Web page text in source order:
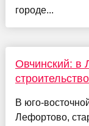
городе...
Овчинский: в
В юго-
Лефортово,